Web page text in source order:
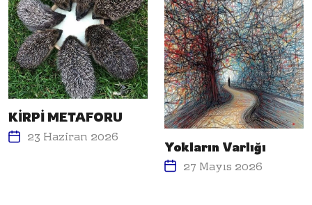
KİRPİ METAFORU
23 Haziran 2026 Yokların Varlığı
27 Mayıs 2026